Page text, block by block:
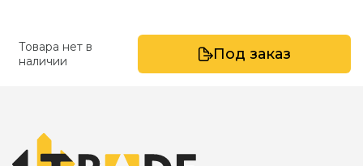
Товара нет в
наличии
Под заказ